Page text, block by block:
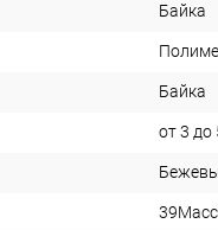
Байка
Байка
от 3 до